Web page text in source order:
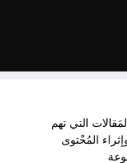
التي تهم
المُحْتوى